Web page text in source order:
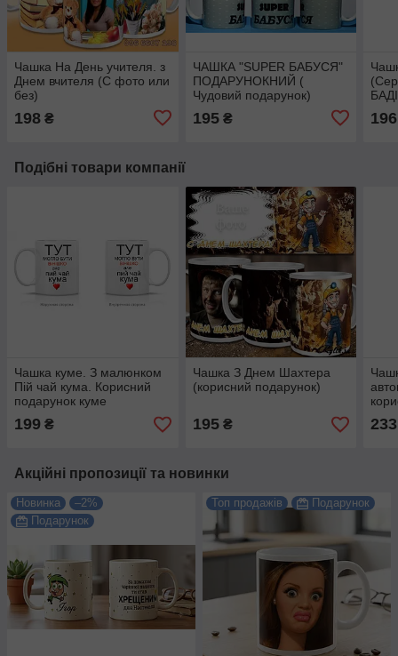
Чашка На День учителя. з
Днем вчителя (С фото или
без)
198 ₴
ЧАШКА "SUPER БАБУСЯ"
ПОДАРУНОКНИЙ (
Чудовий подарунок)
195₴ 196
Подібні товари компанії
Чашка куме. З малюнком
Пій чай кума. Корисний
подарунок куме
199 ₴
Чашка З Днем Шахтера
(корисний подарунок)
195₴ 233
Акційні пропозиції та новинки
Новинка
–2%
Подарунок
Топ продажів Подарунок